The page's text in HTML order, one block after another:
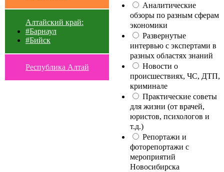
Алтайский край:
#Барнаул
#Бийск
Республика Алтай
Аналитические
обзоры по разным сферам
экономики
Развернутые
интервью с экспертами в
разных областях знаний
Новости о
происшествиях, ЧС, ДТП,
криминале
Практические советы
для жизни (от врачей,
юристов, психологов и
т.д.)
Репортажи и
фоторепортажи с
мероприятий
Новосибирска